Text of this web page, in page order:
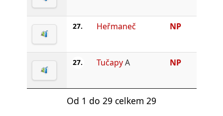
27. Heřmaneč NP
27. TučapyA NP
Od 1 do 29 celkem 29